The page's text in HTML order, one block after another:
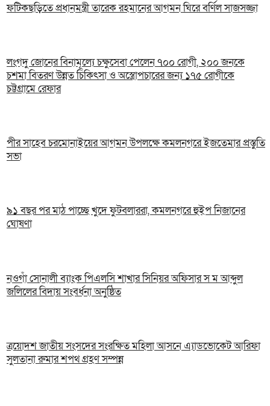
ফটিকছড়িতে প্রধানমন্ত্রী তারেক রহমানের আগমন ঘিরে বর্ণিল সাজসজ্জা
লংগদু জোনের বিনামূল্যে চক্ষুসেবা পেলেন ৭০০ রোগী, ২০০ জনকে
চশমা বিতরণ উন্নত চিকিৎসা ও অস্ত্রোপচারের জন্য ১৭৫ রোগীকে
চট্টগ্রামে রেফার
পীর সাহেব চরমোনাইয়ের আগমন উপলক্ষে কমলনগরে ইজতেমার প্রস্তুতি
সভা
৯১ বছর পর মাঠ পাচ্ছে খুদে ফুটবলাররা, কমলনগরে হুইপ নিজানের
ঘোষণা
নওগাঁ সোনালী ব্যাংক পিএলসি শাখার সিনিয়র অফিসার স ম আব্দুল
জলিলের বিদায় সংবর্ধনা অনুষ্ঠিত
ত্রয়োদশ জাতীয় সংসদের সংরক্ষিত মহিলা আসনে এ্যাডভোকেট আরিফা
সুলতানা রুমার শপথ গ্রহণ সম্পন্ন